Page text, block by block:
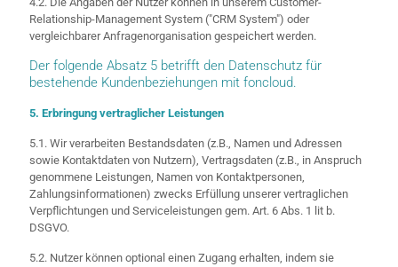
Relationship-Management System ("CRM System") oder
vergleichbarer Anfragenorganisation gespeichert werden.
Der folgende Absatz 5 betrifft den Datenschutz für
bestehende Kundenbeziehungen mit foncloud.
5. Erbringung vertraglicher Leistungen
5.1. Wir verarbeiten Bestandsdaten (z.B., Namen und Adressen
sowie Kontaktdaten von Nutzern), Vertragsdaten (z.B., in Anspruch
genommene Leistungen, Namen von Kontaktpersonen,
Zahlungsinformationen) zwecks Erfüllung unserer vertraglichen
Verpflichtungen und Serviceleistungen gem. Art. 6 Abs. 1 lit b.
DSGVO.
5.2. Nutzer können optional einen Zugang erhalten, indem sie